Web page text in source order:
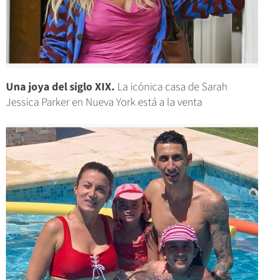
Una joya del siglo XIX. La icónica casa de Sarah
Jessica Parker en Nueva York está a la venta